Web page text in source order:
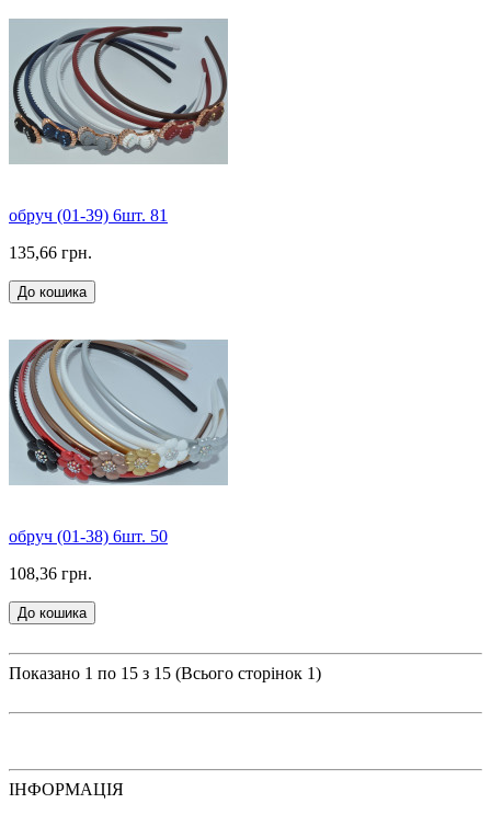
обруч (01-39) 6шт. 81
135,66 грн.
До кошика
обруч (01-38) 6шт. 50
108,36 грн.
До кошика
Показано 1 по 15 з 15 (Всього сторінок 1)
ІНФОРМАЦІЯ